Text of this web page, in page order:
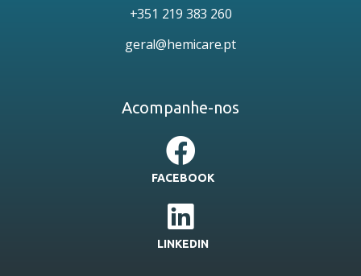
+351 219 383 260
geral@hemicare.pt
Acompanhe-nos
FACEBOOK
LINKEDIN